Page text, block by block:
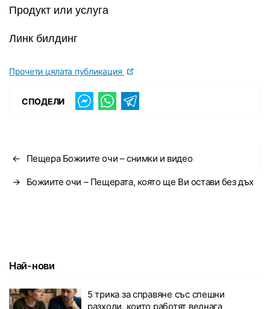
Продукт или услуга
Линк билдинг
Прочети цялата публикация
СПОДЕЛИ
← Пещера Божиите очи – снимки и видео
→ Божиите очи – Пещерата, която ще Ви остави без дъх
Най-нови
5 трика за справяне със спешни
разходи, които работят веднага